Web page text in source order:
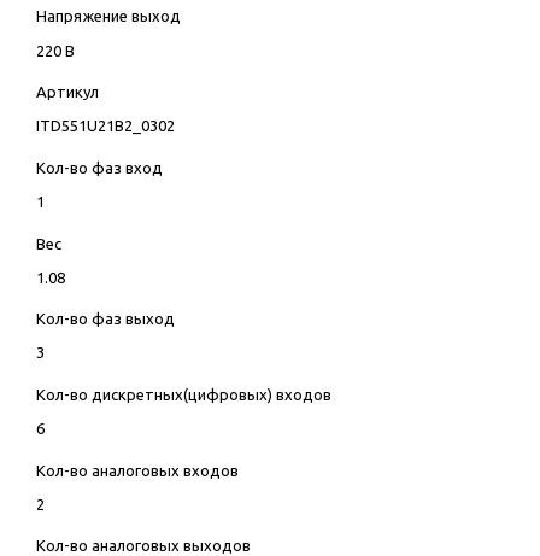
Напряжение выход
220 В
Артикул
ITD551U21B2_0302
Кол-во фаз вход
1
Вес
1.08
Кол-во фаз выход
3
Кол-во дискретных(цифровых) входов
6
Кол-во аналоговых входов
2
Кол-во аналоговых выходов